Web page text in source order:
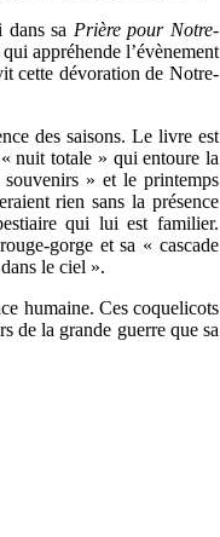
sa Prière pour Notre-
appréhende l’évènement
cette dévoration de Notre-
des saisons. Le livre est
nuit totale » qui entoure la
» et le printemps
rien sans la présence
qui lui est familier.
gorge et sa « cascade
le ciel ».
humaine. Ces coquelicots
de la grande guerre que sa